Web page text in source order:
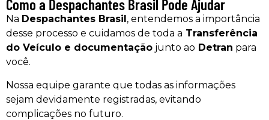
Como a Despachantes Brasil Pode Ajudar
Na Despachantes Brasil , entendemos a importância
desse processo e cuidamos de toda a Transferência
do Veículo e documentação junto ao Detran para
você.
Nossa equipe garante que todas as informações
sejam devidamente registradas, evitando
complicações no futuro.